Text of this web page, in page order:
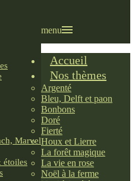
Marvel
étoiles
menu
Accueil
Nos thèmes
Argenté
Bleu, Delft et paon
Bonbons
Doré
Fierté
Houx et Lierre
La forêt magique
La vie en rose
Noël à la ferme